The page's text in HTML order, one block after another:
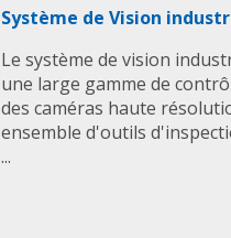
Système de Vision
Le système de vision
une large gamme de
des caméras haute
ensemble d'outils
...